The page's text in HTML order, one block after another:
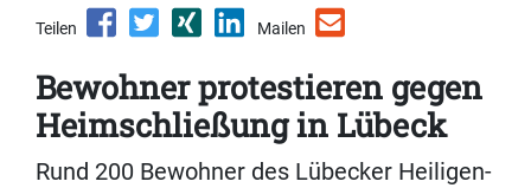
Teilen Mailen
Bewohner protestieren gegen
Heimschließung in Lübeck
Rund 200 Bewohner des Lübecker Heiligen-